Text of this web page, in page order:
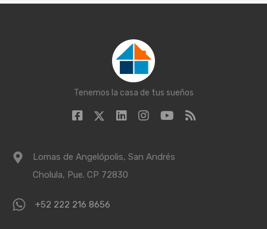
Tenemos la casa de tus sueños
Lomas de Angelópolis, San Andrés
Cholula, Pue. CP 72830
+52 222 216 8656